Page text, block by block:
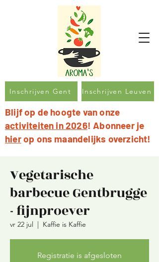
Inschrijven Gent Inschrijven Leuven
Blijf op de hoogte van onze
activiteiten in 2026! Abonneer je
hierop ons maandelijks overzicht!
Vegetarische
barbecue Gentbrugge
- fijnproever
vr 22 jul
  |
Kaffie is Kaffie
Registratie is afgesloten